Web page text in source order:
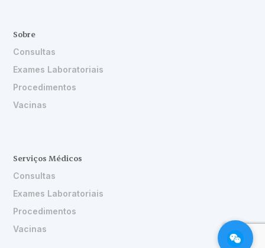
Sobre
Consultas
Exames Laboratoriais
Procedimentos
Vacinas
Serviços Médicos
Consultas
Exames Laboratoriais
Procedimentos
Vacinas